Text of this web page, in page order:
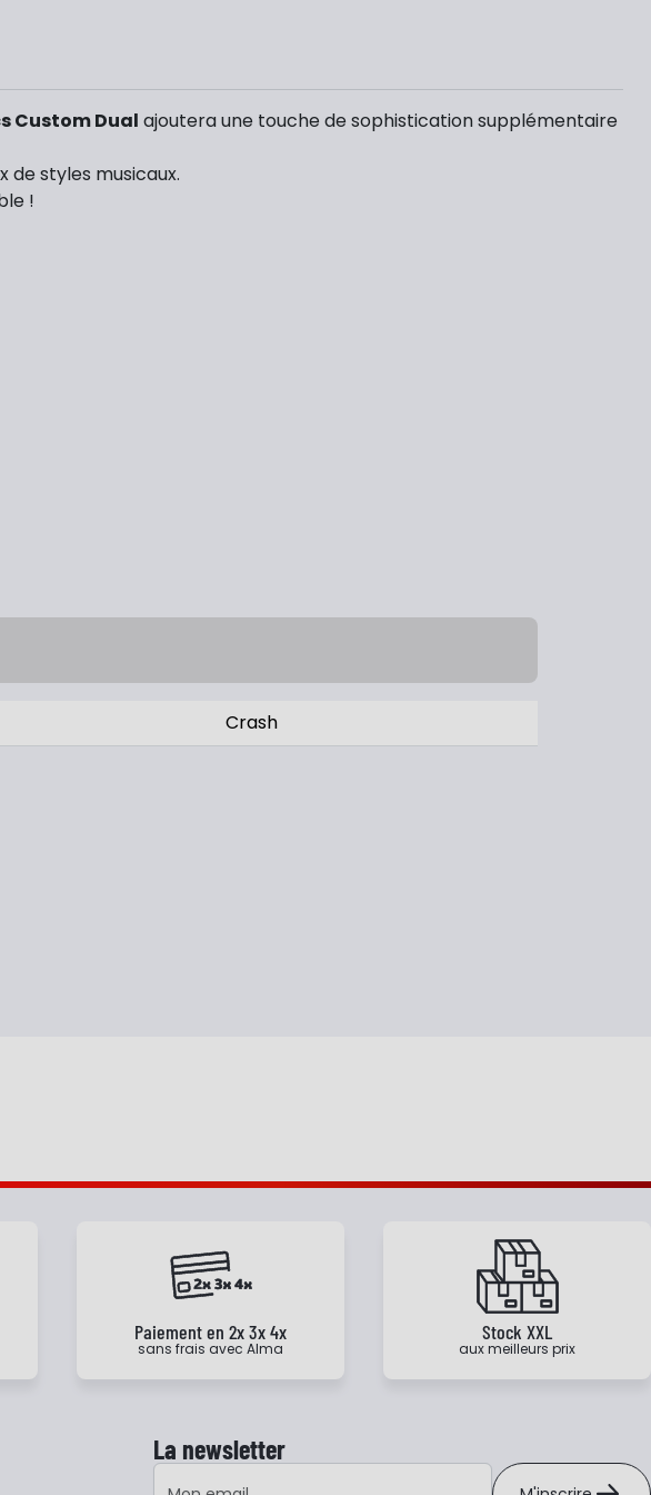
Custom Dual ajoutera une touche de sophistication supplémentaire
styles musicaux.
!
Crash
Paiement en 2x 3x 4x
sans frais avec Alma
Stock XXL
aux meilleurs prix
La newsletter
Adresse e-mail